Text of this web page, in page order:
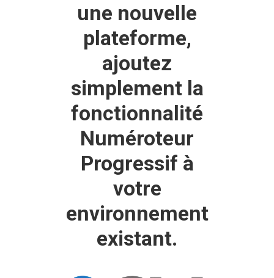
une nouvelle
plateforme,
ajoutez
simplement la
fonctionnalité
Numéroteur
Progressif à
votre
environnement
existant.